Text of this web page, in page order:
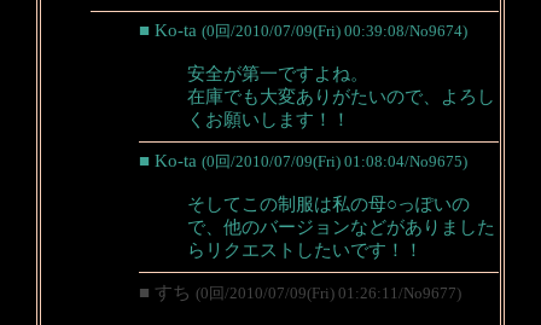
■ Ko-ta (0回/2010/07/09(Fri) 00:39:08/No9674)
安全が第一ですよね。
在庫でも大変ありがたいので、よろし
くお願いします！！
■ Ko-ta (0回/2010/07/09(Fri) 01:08:04/No9675)
そしてこの制服は私の母○っぽいの
で、他のバージョンなどがありました
らリクエストしたいです！！
■ すち (0回/2010/07/09(Fri) 01:26:11/No9677)